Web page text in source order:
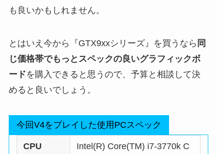
も良いかもしれません。
とはいえ今から『GTX9xxシリーズ』を買うなら 同
じ価格帯でもっとスペックの良いグラフィックボ
ードを購入できると思うので、予算と相談して決
めると良いでしょう。
今回V4をプレイした使用PCスペック
CPU
Intel(R) Core(TM) i7-3770k C